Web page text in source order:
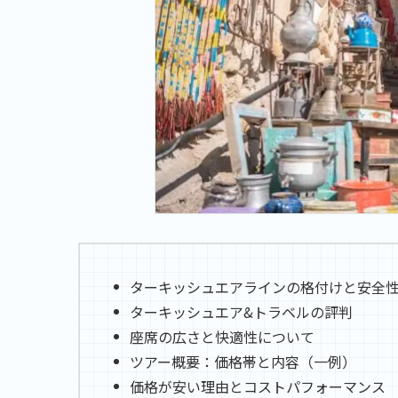
ターキッシュエアラインの格付けと安全
ターキッシュエア&トラベルの評判
座席の広さと快適性について
ツアー概要：価格帯と内容（一例）
価格が安い理由とコストパフォーマンス